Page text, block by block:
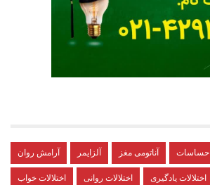
آرامش روان آلزایمر آناتومی مغز احساسات
اختلالات خواب اختلالات روانی اختلالات یادگیری